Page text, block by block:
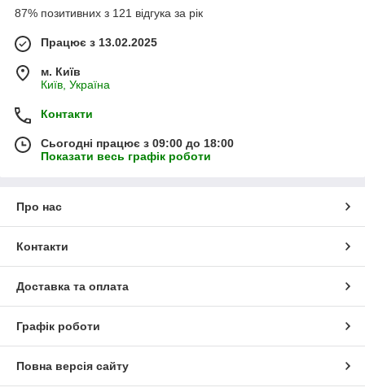
87% позитивних з 121 відгука за рік
Працює з 13.02.2025
м. Київ
Київ, Україна
Контакти
Сьогодні працює з 09:00 до 18:00
Показати весь графік роботи
Про нас
Контакти
Доставка та оплата
Графік роботи
Повна версія сайту